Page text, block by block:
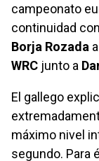
campeonato
continuidad con
Borja Rozada
WRC junto a
El gallego
máximo nivel
segundo. Para